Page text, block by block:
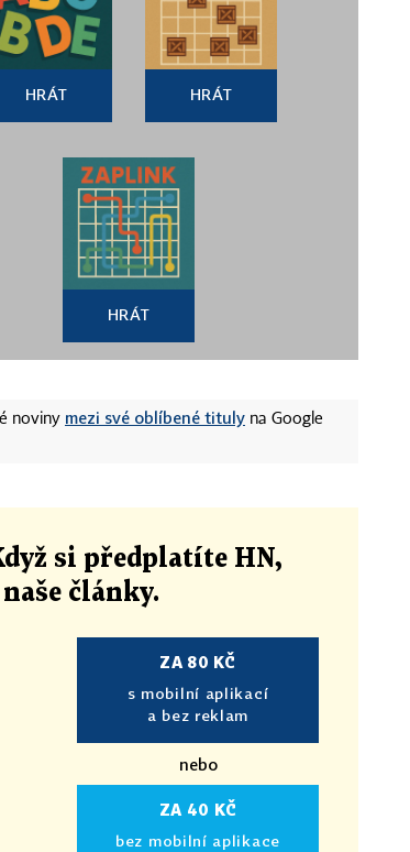
HRÁT HRÁT
HRÁT
noviny mezi své oblíbené tituly na Google
si předplatíte HN,
články.
ZA 80 KČ
s mobilní aplikací
a bez reklam
nebo
ZA 40 KČ
bez mobilní aplikace